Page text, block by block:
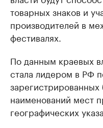
товарных знаков и
производителей в
фестивалях.
По данным краевых
стала лидером в РФ
наименований мест
географических